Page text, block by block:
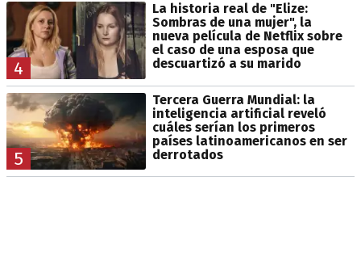
4
La historia real de "Elize:
Sombras de una mujer", la
nueva película de Netflix sobre
el caso de una esposa que
descuartizó a su marido
5
Tercera Guerra Mundial: la
inteligencia artificial reveló
cuáles serían los primeros
países latinoamericanos en ser
derrotados